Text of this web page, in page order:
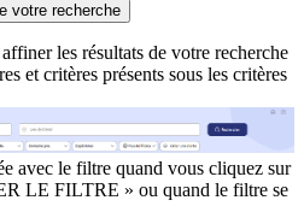
votre recherche
les résultats de votre recherche
et critères présents sous les critères
avec le filtre quand vous cliquez sur
LE FILTRE » ou quand le filtre se